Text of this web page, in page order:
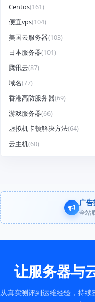
Centos(161)
便宜vps(104)
美国云服务器(103)
日本服务器(101)
腾讯云(87)
域名(77)
香港高防服务器(69)
游戏服务器(66)
虚拟机卡顿解决方法(64)
云主机(60)
广
全站
让服务器与
从真实测评到运维经验，持